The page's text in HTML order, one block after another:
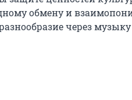
обмену и
через